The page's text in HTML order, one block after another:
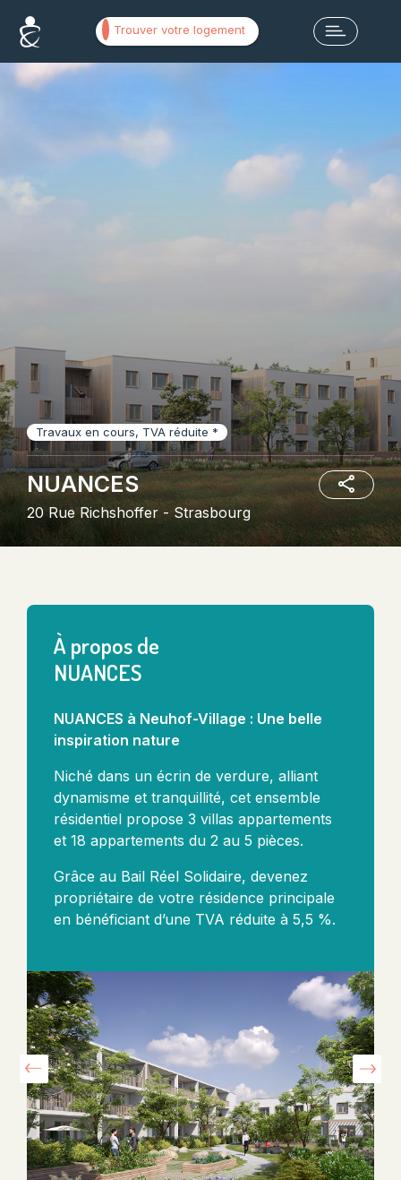
Trouver votre logement
Travaux en cours, TVA réduite *
NUANCES
20 Rue Richshoffer - Strasbourg
À propos de
NUANCES
NUANCES à Neuhof-Village : Une belle
inspiration nature
Niché dans un écrin de verdure, alliant
dynamisme et tranquillité, cet ensemble
résidentiel propose 3 villas appartements
et 18 appartements du 2 au 5 pièces.
Grâce au Bail Réel Solidaire, devenez
propriétaire de votre résidence principale
en bénéficiant d’une TVA réduite à 5,5 %.